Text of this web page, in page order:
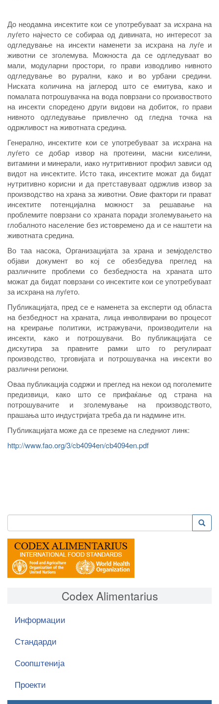
До неодамна инсектите кои се употребуваат за исхрана на
луѓето најчесто се собираа од дивината, но интересот за
одгледување на инсекти наменети за исхрана на луѓе и
животни се зголемува. Можноста да се одгледуваат во
мали, модуларни простори, го прави изводливо нивното
одгледување во рурални, како и во урбани средини.
Ниската количина на јаглерод што се емитува, како и
помалата потрошувачка на вода поврзани со произвоството
на инсекти споредено други видови на добиток, го прави
нивното одгледување привлечно од гледна точка на
одржливост на животната средина.
Генерално, инсектите кои се употребуваат за исхрана на
луѓето се добар извор на протеини, масни киселини,
витамини и минерали, иако нутритивниот профил зависи од
видот на инсектите. Исто така, инсектите можат да бидат
нутритивно корисни и да претставуваат одржлив извор за
производство на храна за животни. Овие фактори ги прават
инсектите потенцијална можност за решавање на
проблемите поврзани со храната поради зголемувањето на
глобалното население без истовремено да и се наштети на
животната средина.
Во таа насока, Организацијата за храна и земјоделство
објави документ во кој се обезбедува преглед на
различните проблеми со безбедноста на храната што
можат да бидат поврзани со инсектите кои се употребуваат
за исхрана на луѓето.
Публикацијата, пред се е наменета за експерти од областа
на безбедност на храната, лица инволвирани во процесот
на креирање политики, истражувачи, производители на
инсекти, како и потрошувачи. Во публикацијата се
дискутира за правните рамки што го регулираат
производство, трговијата и потрошувачка на инсекти во
различни региони.
Оваа публикација содржи и преглед на некои од поголемите
предизвици, како што се прифаќање од страна на
потрошувачите и зголемување на производството,
прашања што индустријата треба да ги надмине итн.
Публикацијата може да се преземе на следниот линк:
http://www.fao.org/3/cb4094en/cb4094en.pdf
Search
Пребарување
Codex Alimentarius
Информации
Стандарди
Соопштенија
Проекти